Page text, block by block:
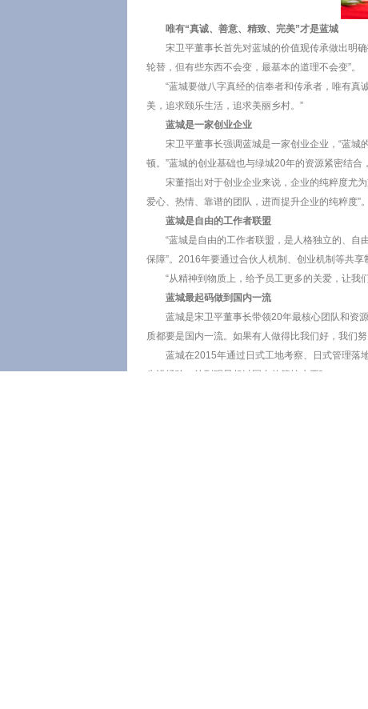
唯有“真诚、善意、精致、 完美”才是蓝城
宋卫平董事长首先对蓝城的价值观传承做出明
轮替，但有些东西不会变，最基本的道理不会变”。
“蓝城要做八字真经的信奉者和传承者， 唯有真
美，追求颐乐生活，追求美丽乡村。”
蓝城是一家创业企业
宋卫平董事长强调蓝城是一家创业企业，“蓝
顿。”蓝城的创业基础也与绿城20年的资源紧密结合
宋董指出对于创业企业来说，企业的纯粹度尤
爱心、热情、靠谱的团队，进而提升企业的纯粹度”
蓝城是自由的工作者联盟
“蓝城是自由的工作者联盟，是人格独立的、自
保障”。2016年要通过合伙人机制、创业机制等共享
“从精神到物质上，给予员工更多的关爱，让我
蓝城最起码做到 国内一流
蓝城是宋卫平董事长带领20年最核心团队和资
质都要是国内一流。如果有人做得比我们好，我们努
蓝城在2015年通过日式工地考察、日式管理落
先进经验，达到明显超过国内的管控水平”。